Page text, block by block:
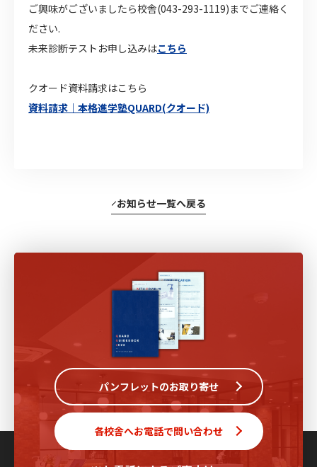
ご興味がございましたら校舎(043-293-1119)までご連絡く
ださい.
未来診断テストお申し込みはこちら
クオード資料請求はこちら
資料請求｜本格進学塾QUARD(クオード)
お知らせ一覧へ戻る
パンフレットのお取り寄せ
各校舎へお電話で問い合わせ